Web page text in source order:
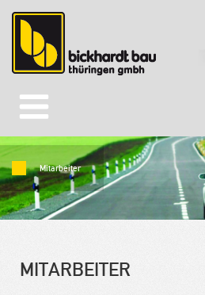
Mitarbeiter
MITARBEITER